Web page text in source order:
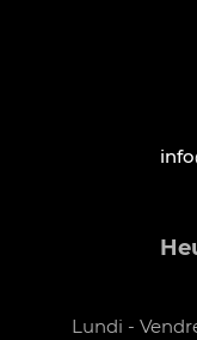
Lundi -